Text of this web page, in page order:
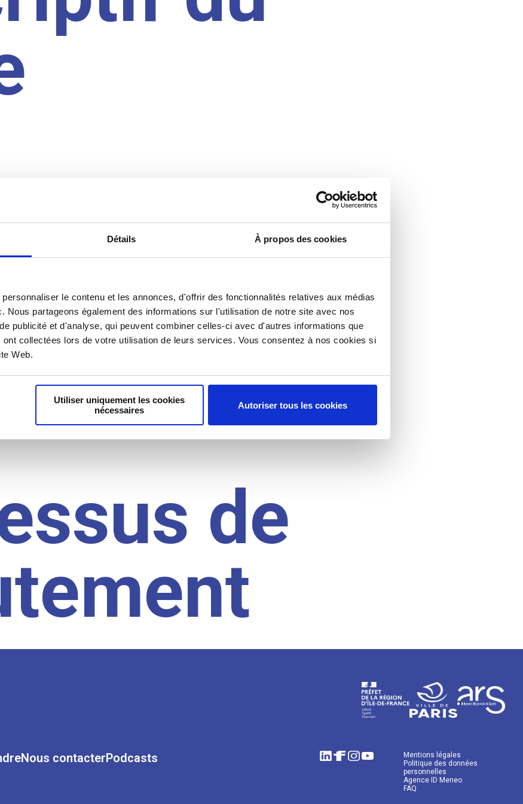
Détails À propos des cookies
le contenu et les annonces, d'offrir des fonctionnalités relatives aux médias
Nous partageons également des informations sur l'utilisation de notre site avec nos
publicité et d'analyse, qui peuvent combiner celles-ci avec d'autres informations que
collectées lors de votre utilisation de leurs services. Vous consentez à nos cookies si
Web.
Utiliser uniquement les cookies
nécessaires
Autoriser tous les cookies
du
de
Nous contacterPodcasts
Mentions légales
Politique des données
personnelles
Agence ID Meneo
FAQ